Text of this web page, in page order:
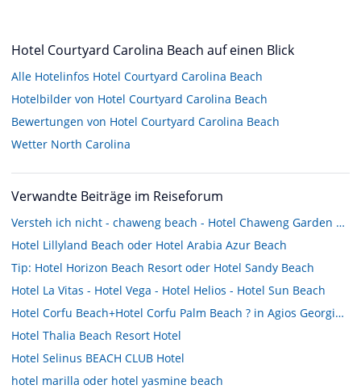
Hotel Courtyard Carolina Beach auf einen Blick
Alle Hotelinfos Hotel Courtyard Carolina Beach
Hotelbilder von Hotel Courtyard Carolina Beach
Bewertungen von Hotel Courtyard Carolina Beach
Wetter North Carolina
Verwandte Beiträge im Reiseforum
Versteh ich nicht - chaweng beach - Hotel Chaweng Garden Beach u. Chaweng Beach das gleiche Hotel ?
Hotel Lillyland Beach oder Hotel Arabia Azur Beach
Tip: Hotel Horizon Beach Resort oder Hotel Sandy Beach
Hotel La Vitas - Hotel Vega - Hotel Helios - Hotel Sun Beach
Hotel Corfu Beach+Hotel Corfu Palm Beach ? in Agios Georgios.
Hotel Thalia Beach Resort Hotel
Hotel Selinus BEACH CLUB Hotel
hotel marilla oder hotel yasmine beach